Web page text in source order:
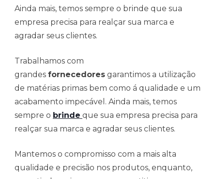
Ainda mais, temos sempre o brinde que sua
empresa precisa para realçar sua marca e
agradar seus clientes.
Trabalhamos com
grandes fornecedores garantimos a utilização
de matérias primas bem como á qualidade e um
acabamento impecável. Ainda mais, temos
sempre o brinde que sua empresa precisa para
realçar sua marca e agradar seus clientes.
Mantemos o compromisso com a mais alta
qualidade e precisão nos produtos, enquanto,